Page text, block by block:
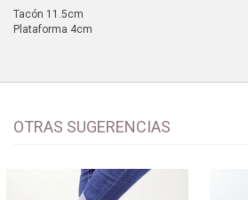
Tacón 11.5cm
Plataforma 4cm
OTRAS SUGERENCIAS